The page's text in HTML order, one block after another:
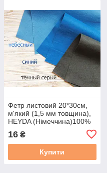
Фетр листовий 20*30см,
м'який (1,5 мм товщина),
HEYDA (Німеччина)100%
16 ₴
Купити